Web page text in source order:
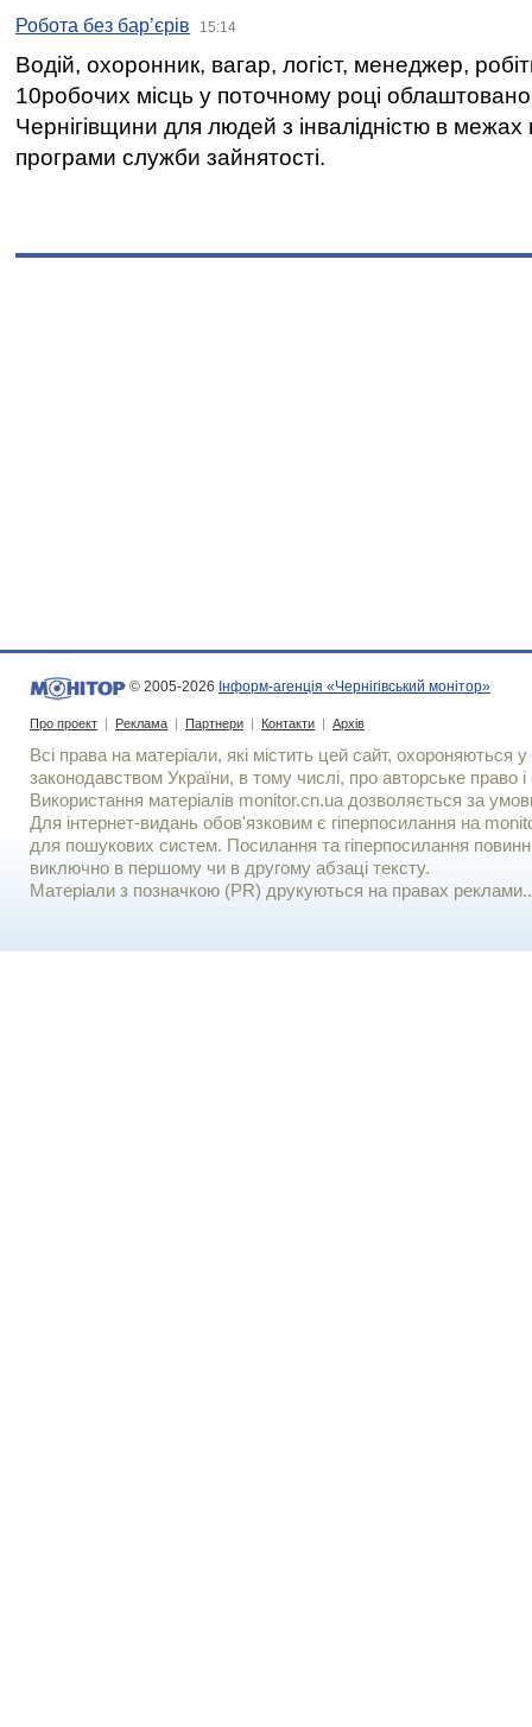
Робота без бар’єрів 15:14
Водій, охоронник, вагар, логіст, менеджер,
10робочих місць у поточному році
Чернігівщини для людей з інвалідністю в межах
програми служби зайнятості.
© 2005-2026 Інформ-агенція «Чернігівський монітор»
Про проект | Реклама | Партнери | Контакти | Архів
Всі права на матеріали, які містить цей сайт, охороняються у
законодавством України, в тому числі, про авторське право і
Використання матерiалiв monitor.cn.ua дозволяється за
Для iнтернет-видань обов'язковим є гiперпосилання на
для пошукових систем. Посилання та гіперпосилання
виключно в першому чи в другому абзаці тексту.
Матеріали з позначкою (PR) друкуються на правах реклами..